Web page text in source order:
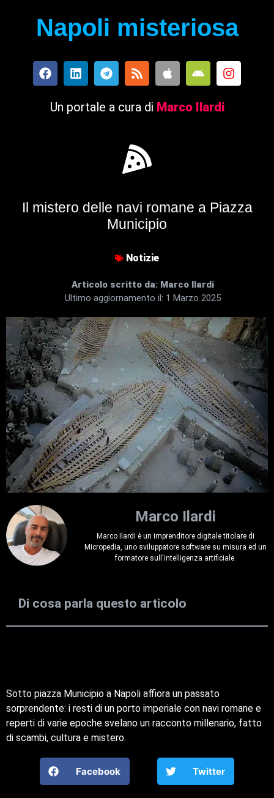
Napoli misteriosa
Un portale a cura di Marco Ilardi
Il mistero delle navi romane a Piazza
Municipio
Notizie
Articolo scritto da: Marco Ilardi
Ultimo aggiornamento il: 1 Marzo 2025
Marco Ilardi
Marco Ilardi è un imprenditore digitale titolare di
Micropedia, uno sviluppatore software su misura ed un
formatore sull'intelligenza artificiale.
Di cosa parla questo articolo
Sotto piazza Municipio a Napoli affiora un passato
sorprendente: i resti di un porto imperiale con navi romane e
reperti di varie epoche svelano un racconto millenario, fatto
di scambi, cultura e mistero.
Facebook Twitter